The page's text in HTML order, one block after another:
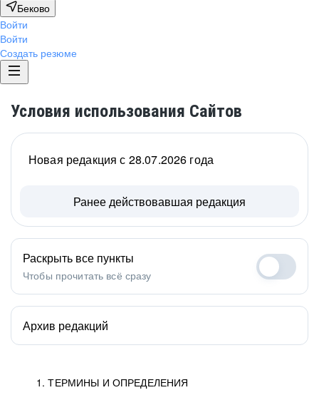
Беково
Войти
Войти
Создать резюме
Условия использования Сайтов
1. ТЕРМИНЫ И ОПРЕДЕЛЕНИЯ
Новая редакция с 28.07.2026 года
Ранее действовавшая редакция
Раскрыть все пункты
Чтобы прочитать всё сразу
Архив редакций